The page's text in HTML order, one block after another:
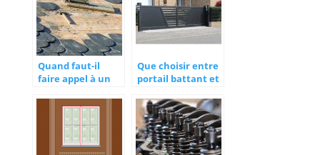
Quand faut-il
faire appel à un
Que choisir entre
portail battant et